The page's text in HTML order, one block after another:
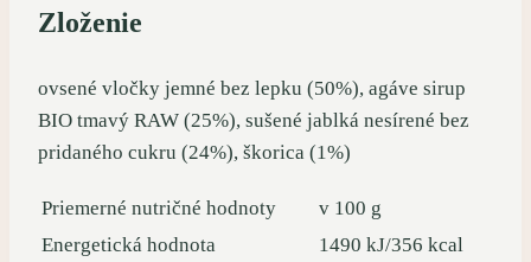
Zloženie
ovsené vločky jemné bez lepku (50%), agáve sirup
BIO tmavý RAW (25%), sušené jablká nesírené bez
pridaného cukru (24%), škorica (1%)
Priemerné nutričné hodnoty
v 100 g
Energetická hodnota
1490 kJ/356 kcal